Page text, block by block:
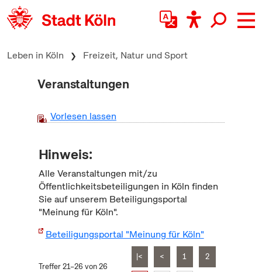
zum Inhalt springen
Leben in Köln Freizeit, Natur und Sport
Veranstaltungen
Vorlesen lassen
Hinweis:
Alle Veranstaltungen mit/zu
Öffentlichkeitsbeteiligungen in Köln finden
Sie auf unserem Beteiligungsportal
"Meinung für Köln".
Beteiligungsportal "Meinung für Köln"
Treffer 21–26 von 26
|< < 1 2